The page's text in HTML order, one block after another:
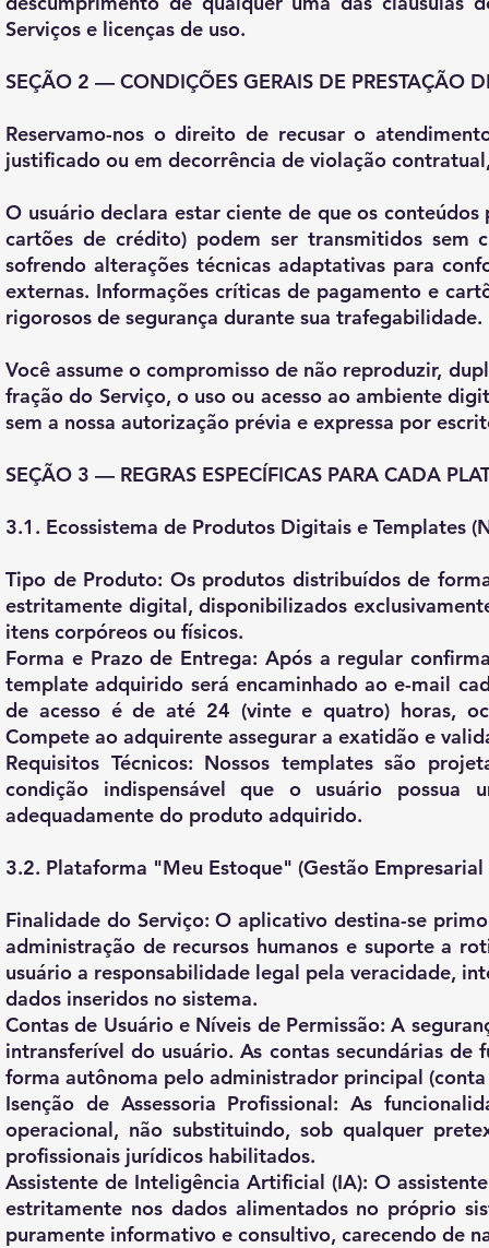
Serviços e licenças de uso.
SEÇÃO 2 — CONDIÇÕES GERAIS DE PRESTAÇÃO
Reservamo-nos o direito de recusar o
justificado ou em decorrência de violação
O usuário declara estar ciente de que os
cartões de crédito) podem ser transmitidos
sofrendo alterações técnicas adaptativas para
externas. Informações críticas de pagamento e
rigorosos de segurança durante sua trafegabilidade.
Você assume o compromisso de não reproduzir,
fração do Serviço, o uso ou acesso ao ambiente
sem a nossa autorização prévia e expressa por
SEÇÃO 3 — REGRAS ESPECÍFICAS PARA CADA
3.1. Ecossistema de Produtos Digitais e Templates
Tipo de Produto: Os produtos distribuídos de
estritamente digital, disponibilizados
itens corpóreos ou físicos.
Forma e Prazo de Entrega: Após a regular
template adquirido será encaminhado ao e-mail
de acesso é de até 24 (vinte e quatro) horas,
Compete ao adquirente assegurar a exatidão e
Requisitos Técnicos: Nossos templates são
condição indispensável que o usuário
adequadamente do produto adquirido.
3.2. Plataforma "Meu Estoque" (Gestão
Finalidade do Serviço:O aplicativo destina-se
administração de recursos humanos e suporte a
usuário a responsabilidade legal pela veracidade,
dados inseridos no sistema.
Contas de Usuário e Níveis de Permissão: A
intransferível do usuário. As contas secundárias
forma autônoma pelo administrador principal
Isenção de Assessoria Profissional: As
operacional, não substituindo, sob qualquer
profissionais jurídicos habilitados.
Assistente de Inteligência Artificial (IA): O
estritamente nos dados alimentados no próprio
puramente informativo e consultivo, carecendo de